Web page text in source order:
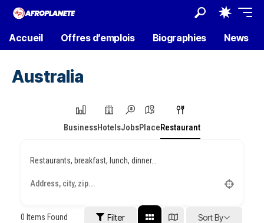
Accueil Offres d’emplois Biographies News
Australia
BusinessHotelsJobsPlaceRestaurant
Restaurants, breakfast, lunch, dinner...
0 Items Found Filter Sort By